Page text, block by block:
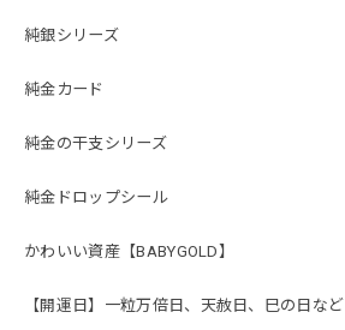
純銀シリーズ
純金カード
純金の干支シリーズ
純金ドロップシール
かわいい資産【BABYGOLD】
【開運日】一粒万倍日、天赦日、巳の日など